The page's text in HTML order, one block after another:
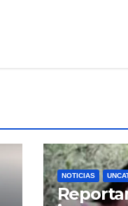
NOTICIAS